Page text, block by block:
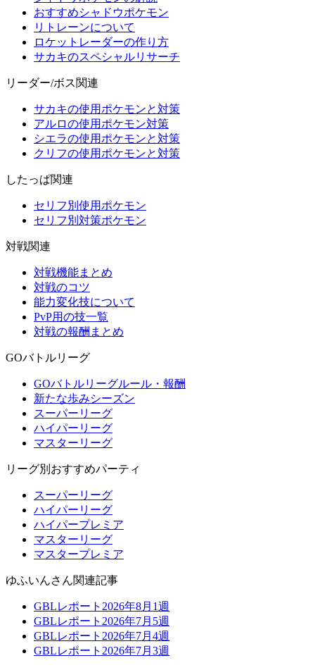
おすすめシャドウポケモン
リトレーンについて
ロケットレーダーの作り方
サカキのスペシャルリサーチ
リーダー/ボス関連
サカキの使用ポケモンと対策
アルロの使用ポケモン対策
シエラの使用ポケモンと対策
クリフの使用ポケモンと対策
したっぱ関連
セリフ別使用ポケモン
セリフ別対策ポケモン
対戦関連
対戦機能まとめ
対戦のコツ
能力変化技について
PvP用の技一覧
対戦の報酬まとめ
GOバトルリーグ
GOバトルリーグルール・報酬
新たな歩みシーズン
スーパーリーグ
ハイパーリーグ
マスターリーグ
リーグ別おすすめパーティ
スーパーリーグ
ハイパーリーグ
ハイパープレミア
マスターリーグ
マスタープレミア
ゆふいんさん関連記事
GBLレポート2026年8月1週
GBLレポート2026年7月5週
GBLレポート2026年7月4週
GBLレポート2026年7月3週